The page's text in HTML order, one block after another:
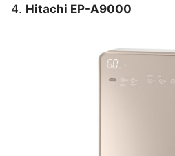
Hitachi EP-A9000